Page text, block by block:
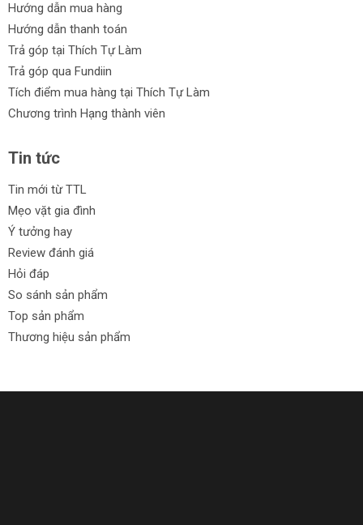
Hướng dẫn mua hàng
Hướng dẫn thanh toán
Trả góp tại Thích Tự Làm
Trả góp qua Fundiin
Tích điểm mua hàng tại Thích Tự Làm
Chương trình Hạng thành viên
Tin tức
Tin mới từ TTL
Mẹo vặt gia đình
Ý tưởng hay
Review đánh giá
Hỏi đáp
So sánh sản phẩm
Top sản phẩm
Thương hiệu sản phẩm